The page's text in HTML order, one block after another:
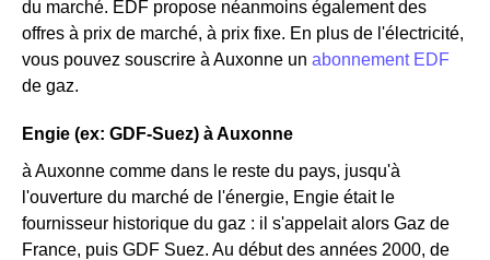
du marché. EDF propose néanmoins également des
offres à prix de marché, à prix fixe. En plus de l'électricité,
vous pouvez souscrire à Auxonne un abonnement EDF
de gaz.
Engie (ex: GDF-Suez) à Auxonne
à Auxonne comme dans le reste du pays, jusqu'à
l'ouverture du marché de l'énergie, Engie était le
fournisseur historique du gaz : il s'appelait alors Gaz de
France, puis GDF Suez. Au début des années 2000, de